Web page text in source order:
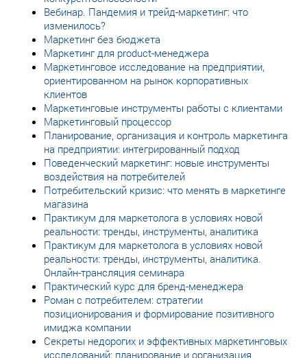
Вебинар. Пандемия и трейд-маркетинг: что
изменилось?
Маркетинг без бюджета
Маркетинг для product-менеджера
Маркетинговое исследование на предприятии,
ориентированном на рынок корпоративных
клиентов
Маркетинговые инструменты работы с клиентами
Маркетинговый процессор
Планирование, организация и контроль маркетинга
на предприятии: интегрированный подход
Поведенческий маркетинг: новые инструменты
воздействия на потребителей
Потребительский кризис: что менять в маркетинге
магазина
Практикум для маркетолога в условиях новой
реальности: тренды, инструменты, аналитика
Практикум для маркетолога в условиях новой
реальности: тренды, инструменты, аналитика.
Онлайн-трансляция семинара
Практический курс для бренд-менеджера
Роман с потребителем: стратегии
позиционирования и формирование позитивного
имиджа компании
Секреты недорогих и эффективных маркетинговых
исследований: планирование и организация